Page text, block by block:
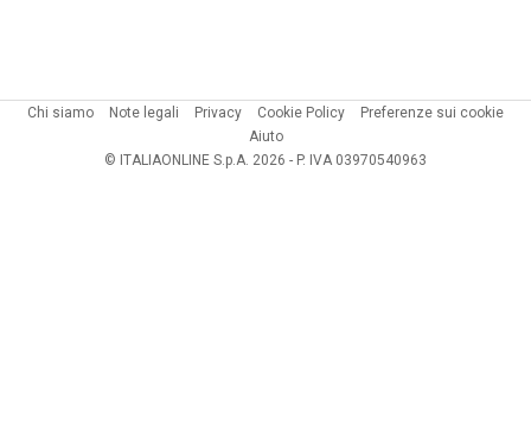
Chi siamo Note legali Privacy Cookie Policy
Preferenze sui cookie
Aiuto
© ITALIAONLINE S.p.A. 2026 - P. IVA 03970540963